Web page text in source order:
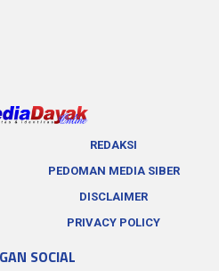
REDAKSI
PEDOMAN MEDIA SIBER
DISCLAIMER
PRIVACY POLICY
SOCIAL